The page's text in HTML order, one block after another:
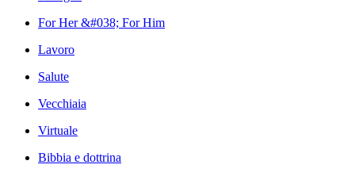
For Her &#038; For Him
Lavoro
Salute
Vecchiaia
Virtuale
Bibbia e dottrina